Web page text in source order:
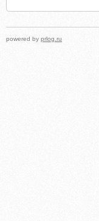
powered by prlog.ru